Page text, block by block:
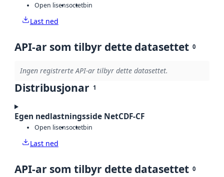
Open lisensoctetbin
Last ned
API-ar som tilbyr dette datasettet 0
Ingen registrerte API-ar tilbyr dette datasettet.
Distribusjonar 1
Egen nedlastningsside NetCDF-CF
Open lisensoctetbin
Last ned
API-ar som tilbyr dette datasettet 0